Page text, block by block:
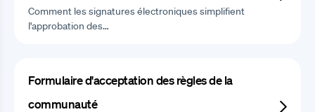
Comment les signatures électroniques simplifient
l'approbation des…
Formulaire d'acceptation des règles de la
communauté